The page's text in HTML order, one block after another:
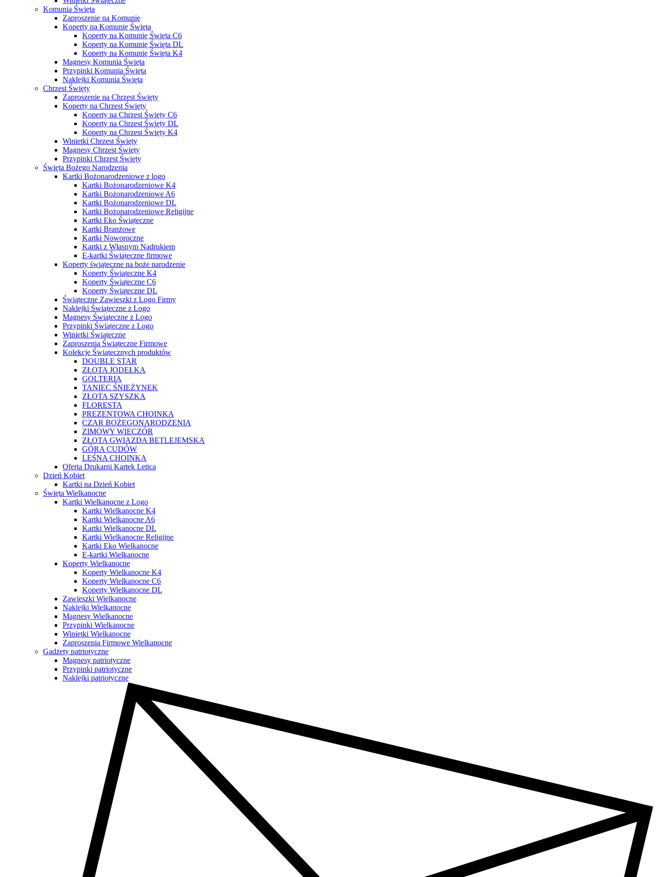
Komunia Święta
Zaproszenie na Komunię
Koperty na Komunię Świętą
Koperty na Komunię Święta C6
Koperty na Komunię Święta DL
Koperty na Komunię Święta K4
Magnesy Komunia Święta
Przypinki Komunia Święta
Naklejki Komunia Święta
Chrzest Święty
Zaproszenie na Chrzest Święty
Koperty na Chrzest Święty
Koperty na Chrzest Święty C6
Koperty na Chrzest Święty DL
Koperty na Chrzest Święty K4
Winietki Chrzest Święty
Magnesy Chrzest Święty
Przypinki Chrzest Święty
Święta Bożego Narodzenia
Kartki Bożonarodzeniowe z logo
Kartki Bożonarodzeniowe K4
Kartki Bożonarodzeniowe A6
Kartki Bożonarodzeniowe DL
Kartki Bożonarodzeniowe Religijne
Kartki Eko Świąteczne
Kartki Branżowe
Kartki Noworoczne
Kartki z Własnym Nadrukiem
E-kartki Świąteczne firmowe
Koperty świąteczne na boże narodzenie
Koperty Świąteczne K4
Koperty Świąteczne C6
Koperty Świąteczne DL
Świąteczne Zawieszki z Logo Firmy
Naklejki Świąteczne z Logo
Magnesy Świąteczne z Logo
Przypinki Świąteczne z Logo
Winietki Świąteczne
Zaproszenia Świąteczne Firmowe
Kolekcje Świątecznych produktów
DOUBLE STAR
ZŁOTA JODEŁKA
GOLTERIA
TANIEC ŚNIEŻYNEK
ZŁOTA SZYSZKA
FLORESTA
PREZENTOWA CHOINKA
CZAR BOŻEGONARODZENIA
ZIMOWY WIECZÓR
ZŁOTA GWIAZDA BETLEJEMSKA
GÓRA CUDÓW
LEŚNA CHOINKA
Oferta Drukarni Kartek Letica
Dzień Kobiet
Kartki na Dzień Kobiet
Święta Wielkanocne
Kartki Wielkanocne z Logo
Kartki Wielkanocne K4
Kartki Wielkanocne A6
Kartki Wielkanocne DL
Kartki Wielkanocne Religijne
Kartki Eko Wielkanocne
E-kartki Wielkanocne
Koperty Wielkanocne
Koperty Wielkanocne K4
Koperty Wielkanocne C6
Koperty Wielkanocne DL
Zawieszki Wielkanocne
Naklejki Wielkanocne
Magnesy Wielkanocne
Przypinki Wielkanocne
Winietki Wielkanocne
Zaproszenia Firmowe Wielkanocne
Gadżety patriotyczne
Magnesy patriotyczne
Przypinki patriotyczne
Naklejki patriotyczne